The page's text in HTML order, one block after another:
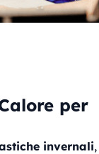
per
invernali,